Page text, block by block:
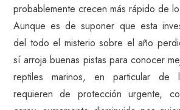
probablemente crecen más rápido de
Aunque es de suponer que esta
del todo el misterio sobre el año
sí arroja buenas pistas para conocer
reptiles marinos, en particular de
requieren de protección urgente,